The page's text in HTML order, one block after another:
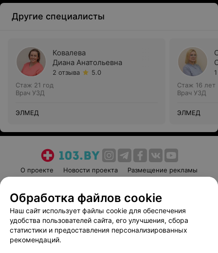
Другие специалисты
Ковалева
Диана Анатольевна
2 отзыва
5.0
Стаж 21 год
Врач УЗД
ЭЛМЕД
Стаж 16 лет
Врач УЗД
ЭЛМЕД
О проекте Новости проекта
Размещение рекламы
Пользовательское соглашение
Способы оплаты
Вакансии
Партнеры
Написать руководителю 103.by
Обработка файлов cookie
Наш сайт использует файлы cookie для обеспечения
удобства пользователей сайта, его улучшения, сбора
статистики и предоставления персонализированных
рекомендаций.